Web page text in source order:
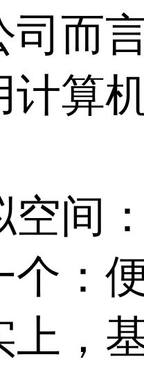
司而
计算
：
个：
基